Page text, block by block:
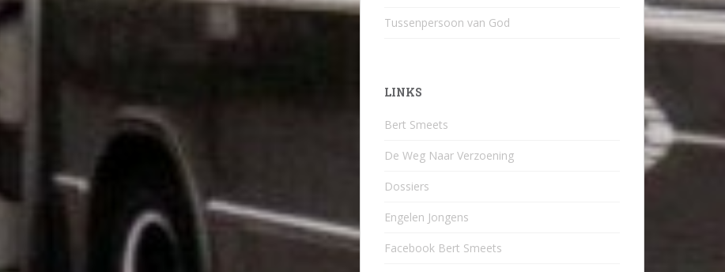
Tussenpersoon van God
LINKS
Bert Smeets
De Weg Naar Verzoening
Dossiers
Engelen Jongens
Facebook Bert Smeets